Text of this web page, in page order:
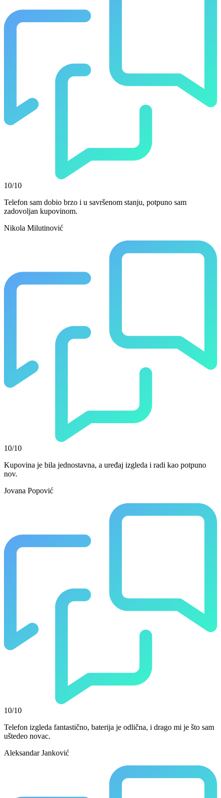
10/10
Telefon sam dobio brzo i u savršenom stanju, potpuno sam
zadovoljan kupovinom.
Nikola Milutinović
10/10
Kupovina je bila jednostavna, a uređaj izgleda i radi kao potpuno
nov.
Jovana Popović
10/10
Telefon izgleda fantastično, baterija je odlična, i drago mi je što sam
uštedeo novac.
Aleksandar Janković